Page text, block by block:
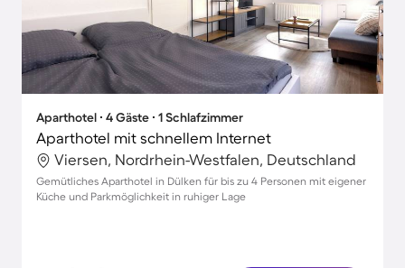
Aparthotel ∙ 4 Gäste ∙ 1 Schlafzimmer
Aparthotel mit schnellem Internet
Viersen, Nordrhein-Westfalen, Deutschland
Gemütliches Aparthotel in Dülken für bis zu 4 Personen mit eigener
Küche und Parkmöglichkeit in ruhiger Lage